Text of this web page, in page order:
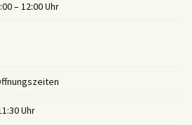
– 12:00 Uhr
Uhr